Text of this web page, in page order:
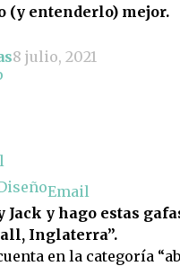
(y entenderlo) mejor.
8 julio, 2021
Email
Jack y hago estas
Inglaterra”.
en la categoría